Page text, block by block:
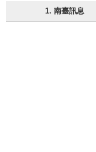
1. 南臺訊息